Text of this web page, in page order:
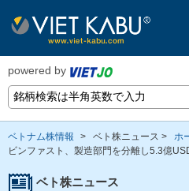
powered by
ベトナム株情報 > ベト株ニュース > ホ
ビンファスト、製造部門を分離し5.3億
ベト株ニュース